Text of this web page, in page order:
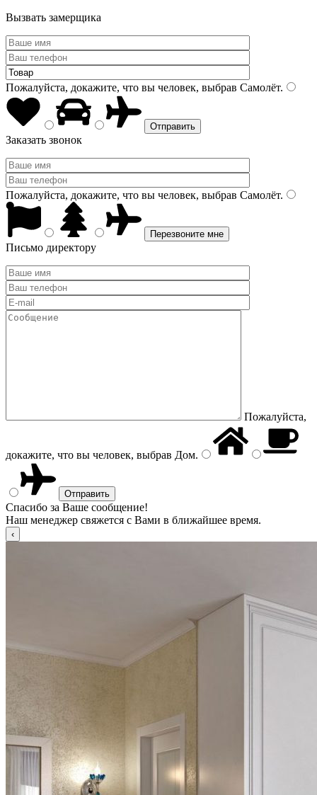
Вызвать замерщика
Пожалуйста, докажите, что вы человек, выбрав Самолёт.
Заказать звонок
Пожалуйста, докажите, что вы человек, выбрав Самолёт.
Письмо директору
Пожалуйста,
докажите, что вы человек, выбрав Дом.
Спасибо за Ваше сообщение!
Наш менеджер свяжется с Вами в ближайшее время.